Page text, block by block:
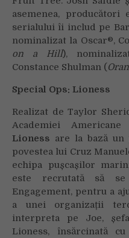
asemenea, producători
serialului îi includ pe
nominalizat la Oscar®,
on a Hill),
Constance Shulman (
Special Ops: Lioness
Realizat de Taylor
Academiei
Lioness are la bază
povestea lui Cruz
echipa pușcașilor
este recrutată să se
Engagement, pentru a
a unei organizații
interpreta pe Joe,
Lioness, însărcinată